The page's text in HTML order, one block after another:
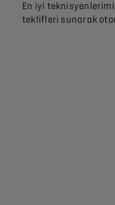
En iyi
teklifleri sunarak